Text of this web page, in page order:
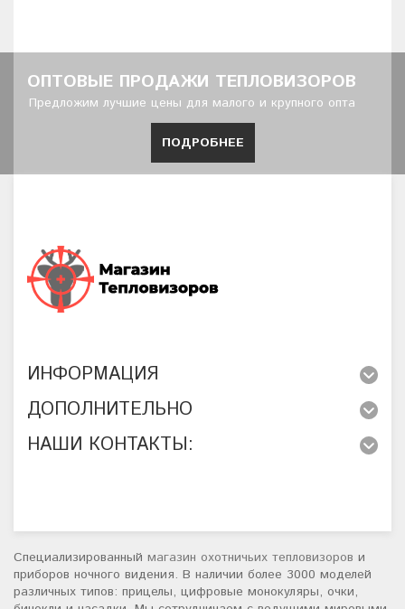
ОПТОВЫЕ ПРОДАЖИ ТЕПЛОВИЗОРОВ
Предложим лучшие цены для малого и крупного опта
ПОДРОБНЕЕ
ИНФОРМАЦИЯ
ДОПОЛНИТЕЛЬНО
НАШИ КОНТАКТЫ:
Специализированный магазин охотничьих тепловизоров и
приборов ночного видения. В наличии более 3000 моделей
различных типов: прицелы, цифровые монокуляры, очки,